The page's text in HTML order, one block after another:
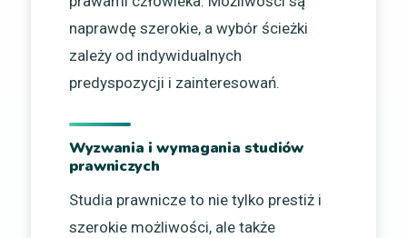
naprawdę szerokie, a wybór ścieżki
zależy od indywidualnych
predyspozycji i zainteresowań.
Wyzwania i wymagania studiów
prawniczych
Studia prawnicze to nie tylko prestiż i
szerokie możliwości, ale także